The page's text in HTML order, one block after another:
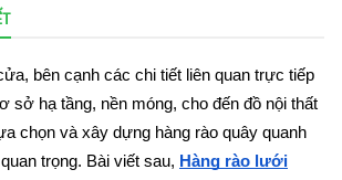
bên cạnh các chi tiết liên quan trực tiếp
sở hạ tầng, nền móng, cho đến đồ nội thất
chọn và xây dựng hàng rào quây quanh
trọng. Bài viết sau, Hàng rào lưới